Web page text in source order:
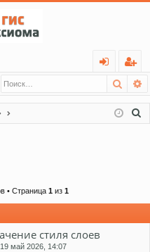
д
ег
ис
тр
• Страница 1из 1
стиля слоев
19 май 2026, 14:07